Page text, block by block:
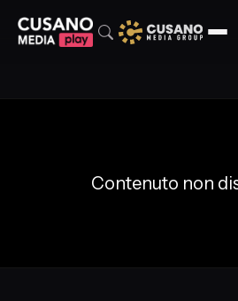
Contenuto non